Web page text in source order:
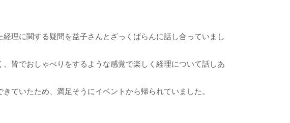
理に関する疑問を益子さんとざっくばらんに話し合っていまし
皆でおしゃべりをするような感覚で楽しく経理について話しあ
ていたため、満足そうにイベントから帰られていました。